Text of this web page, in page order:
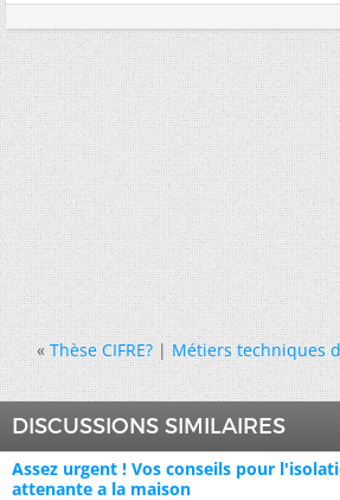
« Thèse CIFRE?|Métiers techniques
DISCUSSIONS SIMILAIRES
Assez urgent ! Vos conseils pour
attenante a la maison